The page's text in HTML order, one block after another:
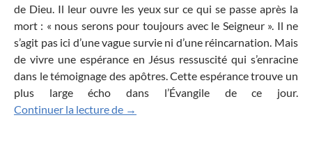
de Dieu. Il leur ouvre les yeux sur ce qui se passe après la
mort : « nous serons pour toujours avec le Seigneur ». Il ne
s’agit pas ici d’une vague survie ni d’une réincarnation. Mais
de vivre une espérance en Jésus ressuscité qui s’enracine
dans le témoignage des apôtres. Cette espérance trouve un
plus large écho dans l’Évangile de ce jour.
Continuer la lecture de Nous serons pour toujours avec le
→